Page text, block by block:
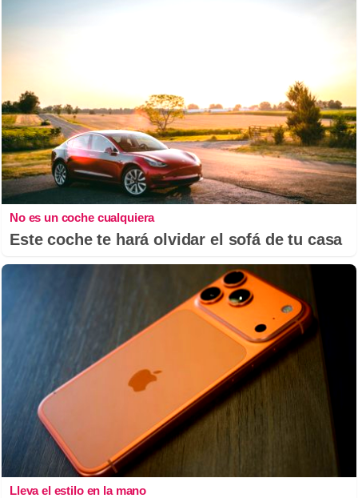
No es un coche cualquiera
Este coche te hará olvidar el sofá de tu casa
Lleva el estilo en la mano